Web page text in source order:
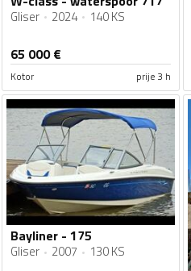
Gliser 2024 140 KS
65 000€
Kotor prije 3 h
Bayliner - 175
Gliser 2007 130 KS